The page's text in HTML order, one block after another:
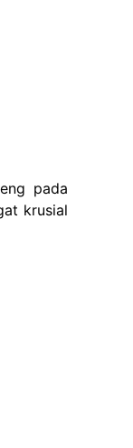
pada
krusial